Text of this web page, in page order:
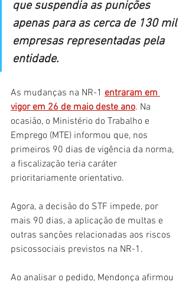
que suspendia as punições
apenas para as cerca de 130 mil
empresas representadas pela
entidade.
As mudanças na NR-1 entraram em
vigor em 26 de maio deste ano. Na
ocasião, o Ministério do Trabalho e
Emprego (MTE) informou que, nos
primeiros 90 dias de vigência da norma,
a fiscalização teria caráter
prioritariamente orientativo.
Agora, a decisão do STF impede, por
mais 90 dias, a aplicação de multas e
outras sanções relacionadas aos riscos
psicossociais previstos na NR-1.
Ao analisar o pedido, Mendonça afirmou